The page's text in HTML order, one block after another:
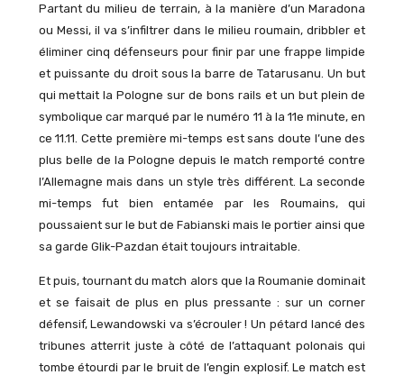
Partant du milieu de terrain, à la manière d’un Maradona
ou Messi, il va s’infiltrer dans le milieu roumain, dribbler et
éliminer cinq défenseurs pour finir par une frappe limpide
et puissante du droit sous la barre de Tatarusanu. Un but
qui mettait la Pologne sur de bons rails et un but plein de
symbolique car marqué par le numéro 11 à la 11e minute, en
ce 11.11. Cette première mi-temps est sans doute l’une des
plus belle de la Pologne depuis le match remporté contre
l’Allemagne mais dans un style très différent. La seconde
mi-temps fut bien entamée par les Roumains, qui
poussaient sur le but de Fabianski mais le portier ainsi que
sa garde Glik-Pazdan était toujours intraitable.
Et puis, tournant du match alors que la Roumanie dominait
et se faisait de plus en plus pressante : sur un corner
défensif, Lewandowski va s’écrouler ! Un pétard lancé des
tribunes atterrit juste à côté de l’attaquant polonais qui
tombe étourdi par le bruit de l’engin explosif. Le match est